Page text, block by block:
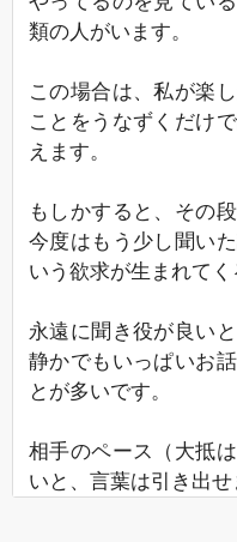
類の人がいます。
この場合は、私が楽
ことをうなずくだけ
えます。
もしかすると、その
今度はもう少し聞い
いう欲求が生まれてく
永遠に聞き役が良い
静かでもいっぱいお
とが多いです。
相手のペース（大抵
いと、言葉は引き出せ